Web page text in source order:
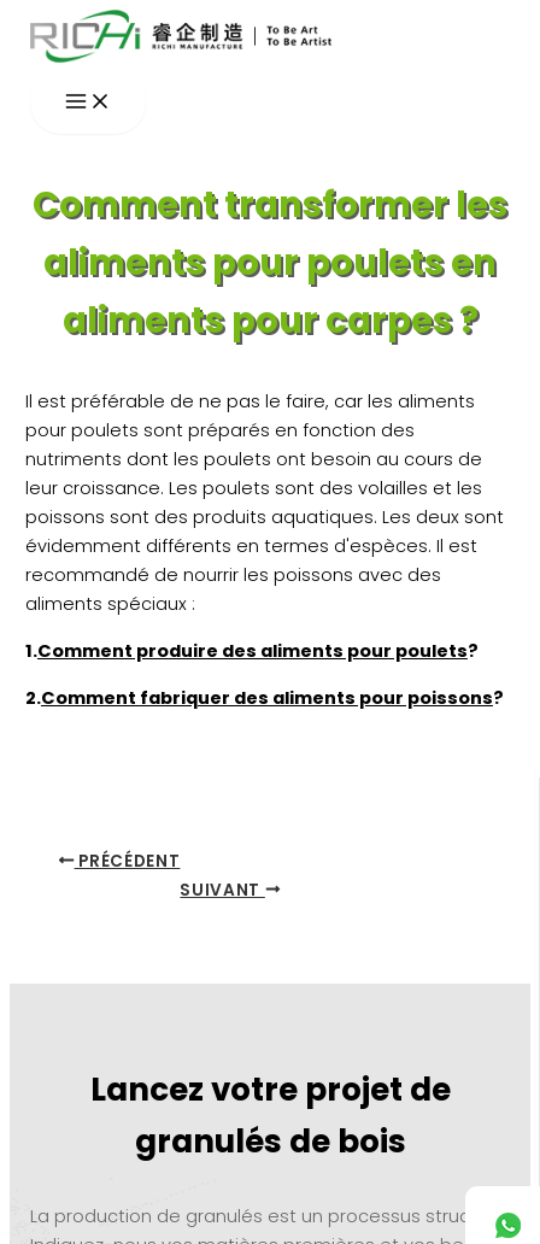
Aller
au
Comment transformer les
aliments pour poulets en
aliments pour carpes ?
Il est préférable de ne pas le faire, car les aliments
pour poulets sont préparés en fonction des
nutriments dont les poulets ont besoin au cours de
leur croissance. Les poulets sont des volailles et les
poissons sont des produits aquatiques. Les deux sont
évidemment différents en termes d'espèces. Il est
recommandé de nourrir les poissons avec des
aliments spéciaux :
1.Comment produire des aliments pour poulets?
2.Comment fabriquer des aliments pour poissons?
PRÉCÉDENT
SUIVANT
Lancez votre projet de
granulés de bois
La production de granulés est un processus structuré.